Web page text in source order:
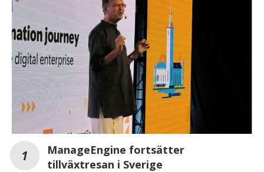
ManageEngine fortsätter
tillväxtresan i Sverige